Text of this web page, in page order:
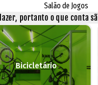
Salão de Jogos
portanto o que conta
Bicicletário